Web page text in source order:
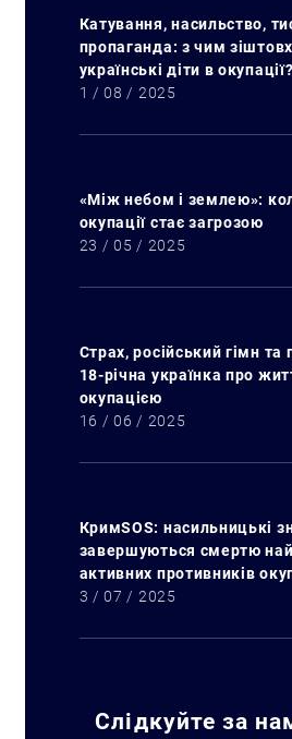
Искать:
Катування, насильство,
пропаганда: з чим
українські діти в окупації?
1 / 08 / 2025
«Між небом і землею»:
окупації стає загрозою
23 / 05 / 2025
Страх, російський гімн та
18-річна українка про
окупацією
16 / 06 / 2025
КримSOS: насильницькі
завершуються смертю
активних противників
3 / 07 / 2025
Слідкуйте за